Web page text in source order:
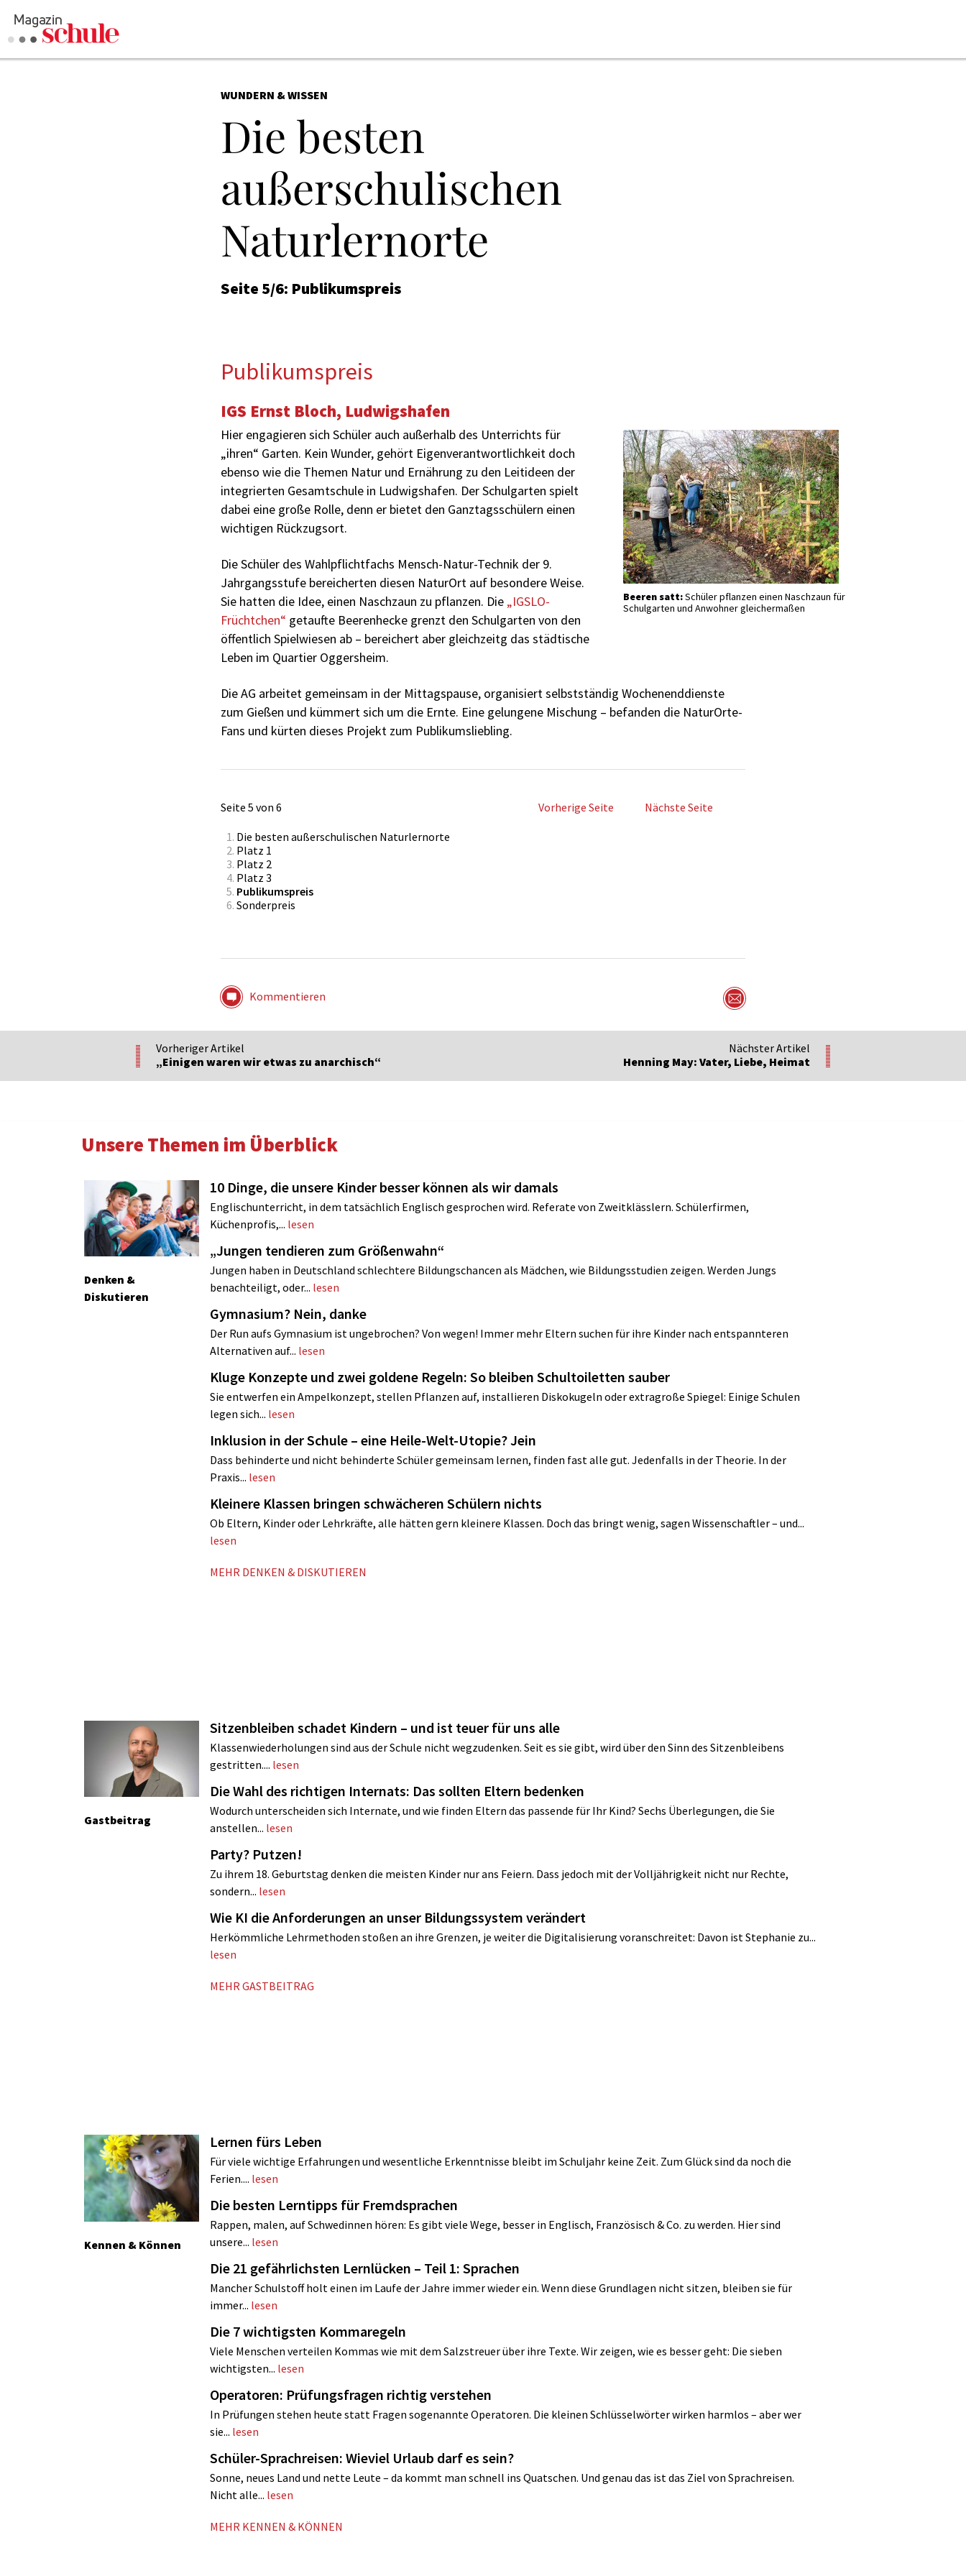
WUNDERN & WISSEN
Die besten
außerschulischen
Naturlernorte
Seite 5/6: Publikumspreis
Publikumspreis
IGS Ernst Bloch, Ludwigshafen
Beeren satt:Schüler pflanzen einen Naschzaun für
Schulgarten und Anwohner gleichermaßen
Hier engagieren sich Schüler auch außerhalb des Unterrichts für
„ihren“ Garten. Kein Wunder, gehört Eigenverantwortlichkeit doch
ebenso wie die Themen Natur und Ernährung zu den Leitideen der
integrierten Gesamtschule in Ludwigshafen. Der Schulgarten spielt
dabei eine große Rolle, denn er bietet den Ganztagsschülern einen
wichtigen Rückzugsort.
Die Schüler des Wahlpflichtfachs Mensch-Natur-Technik der 9.
Jahrgangsstufe bereicherten diesen NaturOrt auf besondere Weise.
Sie hatten die Idee, einen Naschzaun zu pflanzen. Die „IGSLO-
Früchtchen“ getaufte Beerenhecke grenzt den Schulgarten von den
öffentlich Spielwiesen ab – bereichert aber gleichzeitg das städtische
Leben im Quartier Oggersheim.
Die AG arbeitet gemeinsam in der Mittagspause, organisiert selbstständig Wochenenddienste
zum Gießen und kümmert sich um die Ernte. Eine gelungene Mischung – befanden die NaturOrte-
Fans und kürten dieses Projekt zum Publikumsliebling.
Seite 5 von 6 Vorherige Seite Nächste Seite
Die besten außerschulischen Naturlernorte
Platz 1
Platz 2
Platz 3
Publikumspreis
Sonderpreis
Kommentieren
Nächster Artikel
Henning May: Vater, Liebe, Heimat
Vorheriger Artikel
„Einigen waren wir etwas zu anarchisch“
Unsere Themen im Überblick
Denken &
Diskutieren
10 Dinge, die unsere Kinder besser können als wir damals
Englischunterricht, in dem tatsächlich Englisch gesprochen wird. Referate von Zweitklässlern. Schülerfirmen,
Küchenprofis,... lesen
„Jungen tendieren zum Größenwahn“
Jungen haben in Deutschland schlechtere Bildungschancen als Mädchen, wie Bildungsstudien zeigen. Werden Jungs
benachteiligt, oder... lesen
Gymnasium? Nein, danke
Der Run aufs Gymnasium ist ungebrochen? Von wegen! Immer mehr Eltern suchen für ihre Kinder nach entspannteren
Alternativen auf... lesen
Kluge Konzepte und zwei goldene Regeln: So bleiben Schultoiletten sauber
Sie entwerfen ein Ampelkonzept, stellen Pflanzen auf, installieren Diskokugeln oder extragroße Spiegel: Einige Schulen
legen sich... lesen
Inklusion in der Schule – eine Heile-Welt-Utopie? Jein
Dass behinderte und nicht ­behinderte Schüler gemeinsam lernen, finden fast alle gut. Jedenfalls in der Theorie. In der
Praxis... lesen
Kleinere Klassen bringen schwächeren Schülern nichts
Ob Eltern, Kinder oder Lehrkräfte, alle hätten gern kleinere Klassen. Doch das bringt wenig, sagen Wissenschaftler – und...
lesen
MEHR DENKEN & DISKUTIEREN
Gastbeitrag
Sitzenbleiben schadet Kindern – und ist teuer für uns alle
Klassenwiederholungen sind aus der Schule nicht wegzudenken. Seit es sie gibt, wird über den Sinn des Sitzenbleibens
gestritten.... lesen
Die Wahl des richtigen Internats: Das sollten Eltern bedenken
Wodurch unterscheiden sich Internate, und wie finden Eltern das passende für Ihr Kind? Sechs Überlegungen, die Sie
anstellen... lesen
Party? Putzen!
Zu ihrem 18. Geburtstag denken die meisten Kinder nur ans Feiern. Dass jedoch mit der Volljährigkeit nicht nur Rechte,
sondern... lesen
Wie KI die Anforderungen an unser Bildungssystem verändert
Herkömmliche Lehrmethoden stoßen an ihre Grenzen, je weiter die Digitalisierung voranschreitet: Davon ist Stephanie zu...
lesen
MEHR GASTBEITRAG
Kennen & Können
Lernen fürs Leben
Für viele wichtige Erfahrungen und wesentliche Erkenntnisse bleibt im Schuljahr keine Zeit. Zum Glück sind da noch die
Ferien.... lesen
Die besten Lerntipps für Fremdsprachen
Rappen, malen, auf Schwedinnen hören: Es gibt viele Wege, besser in Englisch, Französisch & Co. zu werden. Hier sind
unsere... lesen
Die 21 gefährlichsten Lernlücken – Teil 1: Sprachen
Mancher Schulstoff holt einen im Laufe der Jahre immer wieder ein. Wenn diese Grundlagen nicht sitzen, bleiben sie für
immer... lesen
Die 7 wichtigsten Kommaregeln
Viele Menschen verteilen Kommas wie mit dem Salzstreuer über ihre Texte. Wir zeigen, wie es besser geht: Die sieben
wichtigsten... lesen
Operatoren: Prüfungsfragen richtig verstehen
In Prüfungen stehen heute statt Fragen sogenannte Operatoren. Die kleinen Schlüsselwörter wirken harmlos – aber wer
sie... lesen
Schüler-Sprachreisen: Wieviel Urlaub darf es sein?
Sonne, neues Land und nette Leute – da kommt man schnell ins Quatschen. Und genau das ist das Ziel von Sprachreisen.
Nicht alle... lesen
MEHR KENNEN & KÖNNEN